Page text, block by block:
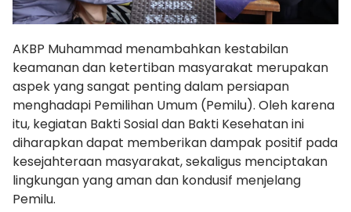
AKBP Muhammad menambahkan kestabilan
keamanan dan ketertiban masyarakat merupakan
aspek yang sangat penting dalam persiapan
menghadapi Pemilihan Umum (Pemilu). Oleh karena
itu, kegiatan Bakti Sosial dan Bakti Kesehatan ini
diharapkan dapat memberikan dampak positif pada
kesejahteraan masyarakat, sekaligus menciptakan
lingkungan yang aman dan kondusif menjelang
Pemilu.